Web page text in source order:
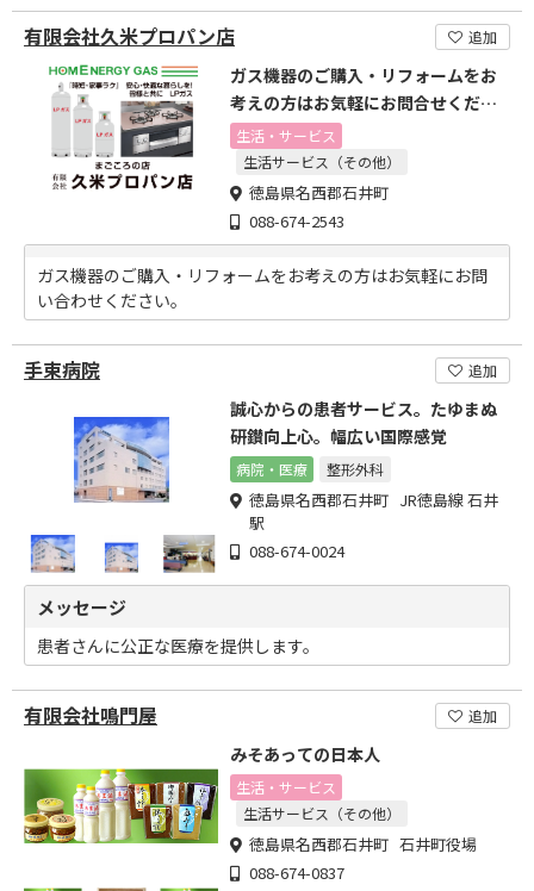
有限会社久米プロパン店 追加
ガス機器のご購入・リフォームをお
考えの方はお気軽にお問合せくださ
い生活・サービス
生活サービス（その他）
徳島県名西郡石井町
088-674-2543
ガス機器のご購入・リフォームをお考えの方はお気軽にお問
い合わせください。
手束病院 追加
誠心からの患者サービス。たゆまぬ
研鑚向上心。幅広い国際感覚
病院・医療 整形外科
徳島県名西郡石井町 JR徳島線 石井
駅
088-674-0024
メッセージ
患者さんに公正な医療を提供します。
有限会社鳴門屋 追加
みそあっての日本人
生活・サービス
生活サービス（その他）
徳島県名西郡石井町 石井町役場
088-674-0837